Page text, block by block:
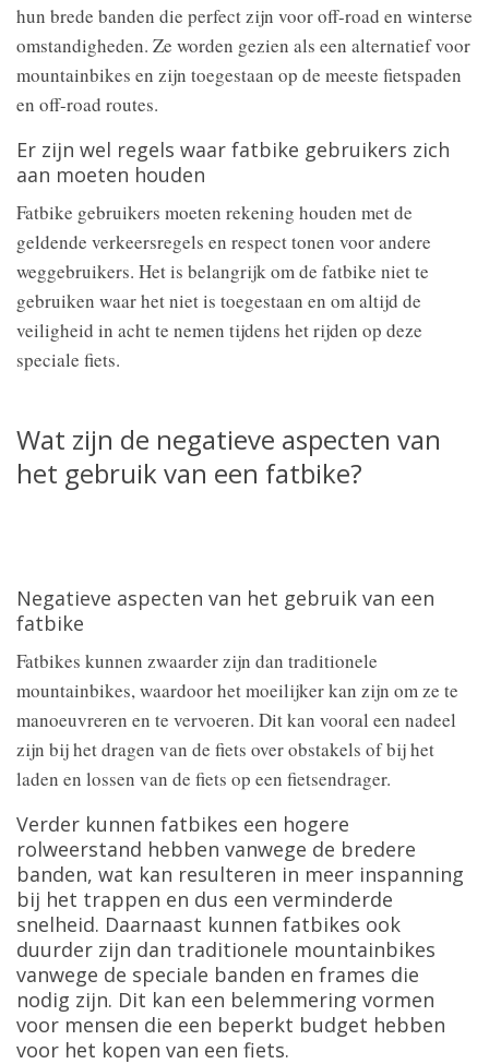
hun brede banden die perfect zijn voor off-road en winterse
omstandigheden. Ze worden gezien als een alternatief voor
mountainbikes en zijn toegestaan op de meeste fietspaden
en off-road routes.
Er zijn wel regels waar fatbike gebruikers zich
aan moeten houden
Fatbike gebruikers moeten rekening houden met de
geldende verkeersregels en respect tonen voor andere
weggebruikers. Het is belangrijk om de fatbike niet te
gebruiken waar het niet is toegestaan en om altijd de
veiligheid in acht te nemen tijdens het rijden op deze
speciale fiets.
Wat zijn de negatieve aspecten van
het gebruik van een fatbike?
Negatieve aspecten van het gebruik van een
fatbike
Fatbikes kunnen zwaarder zijn dan traditionele
mountainbikes, waardoor het moeilijker kan zijn om ze te
manoeuvreren en te vervoeren. Dit kan vooral een nadeel
zijn bij het dragen van de fiets over obstakels of bij het
laden en lossen van de fiets op een fietsendrager.
Verder kunnen fatbikes een hogere
rolweerstand hebben vanwege de bredere
banden, wat kan resulteren in meer inspanning
bij het trappen en dus een verminderde
snelheid. Daarnaast kunnen fatbikes ook
duurder zijn dan traditionele mountainbikes
vanwege de speciale banden en frames die
nodig zijn. Dit kan een belemmering vormen
voor mensen die een beperkt budget hebben
voor het kopen van een fiets.